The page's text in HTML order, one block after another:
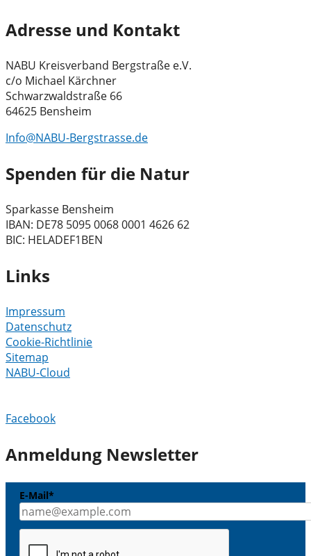
Adresse und Kontakt
NABU Kreisverband Bergstraße e.V.
c/o Michael Kärchner
Schwarzwaldstraße 66
64625 Bensheim
Info@NABU-Bergstrasse.de
Spenden für die Natur
Sparkasse Bensheim
IBAN: DE78 5095 0068 0001 4626 62
BIC: HELADEF1BEN
Links
Impressum
Datenschutz
Cookie-Richtlinie
Sitemap
NABU-Cloud
Facebook
Anmeldung Newsletter
E-Mail*